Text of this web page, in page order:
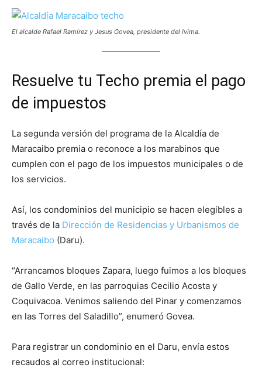
El alcalde Rafael Ramírez y Jesus Govea, presidente del Ivima.
Resuelve tu Techo premia el pago
de impuestos
La segunda versión del programa de la Alcaldía de
Maracaibo premia o reconoce a los marabinos que
cumplen con el pago de los impuestos municipales o de
los servicios.
Así, los condominios del municipio se hacen elegibles a
través de la Dirección de Residencias y Urbanismos de
Maracaibo (Daru).
“Arrancamos bloques Zapara, luego fuimos a los bloques
de Gallo Verde, en las parroquias Cecilio Acosta y
Coquivacoa. Venimos saliendo del Pinar y comenzamos
en las Torres del Saladillo”, enumeró Govea.
Para registrar un condominio en el Daru, envía estos
recaudos al correo institucional: